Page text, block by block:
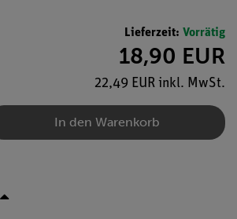
Lieferzeit: Vorrätig
18,90 EUR
22,49 EUR inkl. MwSt.
In den Warenkorb